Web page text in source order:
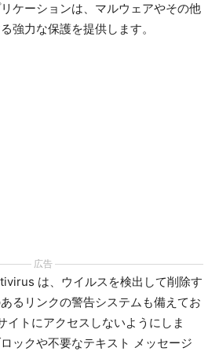
ケーションは、マルウェアやその他
強力な保護を提供します。
広告
は、ウイルスを検出して削除す
るリンクの警告システムも備えてお
イトにアクセスしないようにしま
ックや不要なテキスト メッセージ